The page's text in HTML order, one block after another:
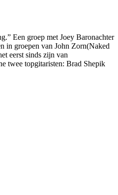
Een groep met Joey Baronachter
in groepen van John Zorn(Naked
eerst sinds zijn van
twee topgitaristen: Brad Shepik